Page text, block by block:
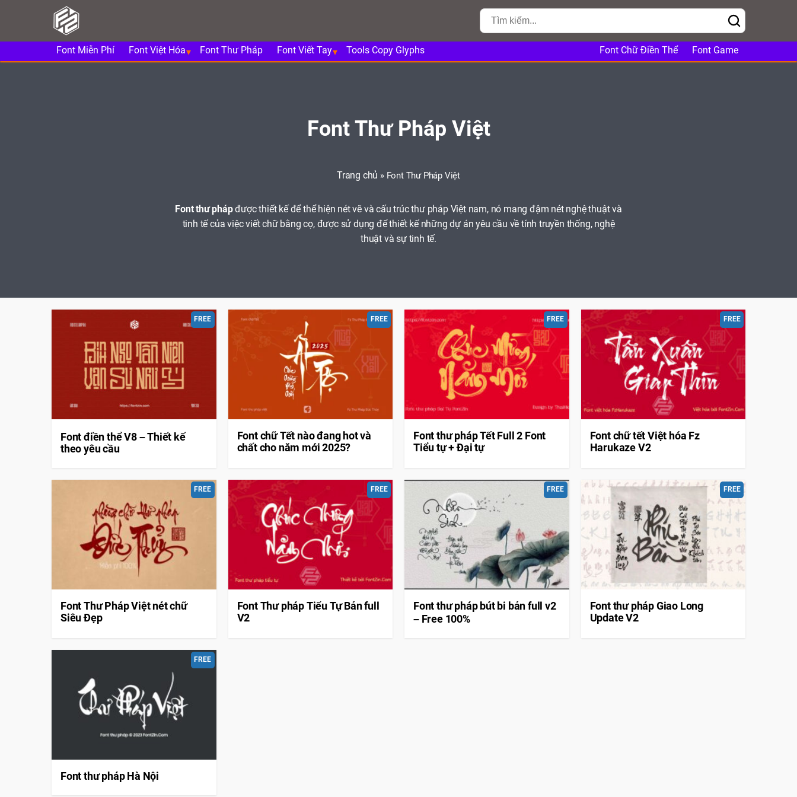
Font Miễn Phí Font Việt Hóa Font Thư Pháp Font Viết Tay Tools Copy Glyphs Font Chữ Điền Thể Font Game
Font Thư Pháp Việt
Trang chủ » Font Thư Pháp Việt
Font thư phápđược thiết kế để thể hiện nét vẽ và cấu trúc thư pháp Việt nam, nó mang đậm nét nghệ thuật và
tinh tế của việc viết chữ bằng cọ, được sử dụng để thiết kế những dự án yêu cầu về tính truyền thống, nghệ
thuật và sự tinh tế.
FREE
Font điền thể V8 – Thiết kế
theo yêu cầu
FREE
Font chữ Tết nào đang hot và
chất cho năm mới 2025?
FREE
Font thư pháp Tết Full 2 Font
Tiểu tự + Đại tự
FREE
Font chữ tết Việt hóa Fz
Harukaze V2
FREE
Font Thư Pháp Việt nét chữ
Siêu Đẹp
FREE
Font Thư pháp Tiểu Tự Bản full
V2
FREE
Font thư pháp bút bi bản full v2
– Free 100%
FREE
Font thư pháp Giao Long
Update V2
FREE
Font thư pháp Hà Nội